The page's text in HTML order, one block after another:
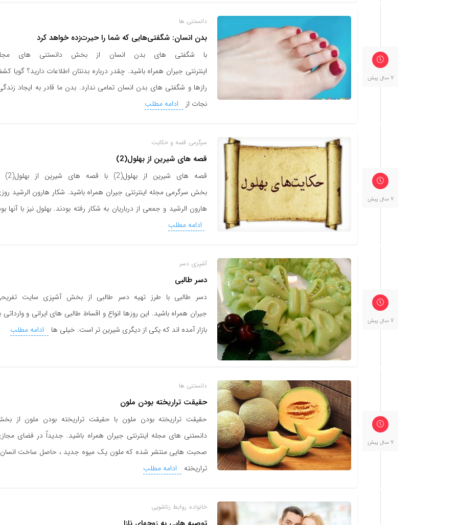
7 سال پیش
دانستنی ها
بدن انسان: شگفتی‌هایی که شما را حیرت‌زده خواهد کرد
با شگفتی های بدن انسان از بخش دانستنی های
اینترنتی جیران همراه باشید. چقدر درباره بدنتان اطلاعات دارید؟ گویا
رازها و شگفتی های بدن انسان تمامی ندارد. بدن ما قادر به ایجاد
نجات از
ادامه مطلب
7 سال پیش
سرگرمی قصه و حکایت
قصه های شیرین از بهلول(2)
قصه های شیرین از بهلول(2) با
بخش سرگرمی مجله اینترنتی جیران همراه باشید. شکار هارون الرشید
هارون الرشید و جمعی از درباریان به شکار رفته بودند. بهلول نیز با آنها
ادامه مطلب
7 سال پیش
آشپزی دسر
دسر طالبی
دسر طالبی با طرز تهیه دسر طالبی از بخش آشپزی سایت
جیران همراه باشید. این روزها انواع و اقساط طالبی های ایرانی و وارداتی
بازار آمده اند که یکی از دیگری شیرین تر است. خیلی ها
ادامه مطلب
7 سال پیش
دانستنی ها
حقیقت تراریخته بودن ملون
حقیقت تراریخته بودن ملون با حقیقت تراریخته بودن ملون از
دانستنی های مجله اینترنتی جیران همراه باشید. جدیداً در فضای
صحبت هایی منتشر شده که ملون یک میوه جدید ، حاصل ساخت
تراریخته
ادامه مطلب
خانواده روابط زناشویی